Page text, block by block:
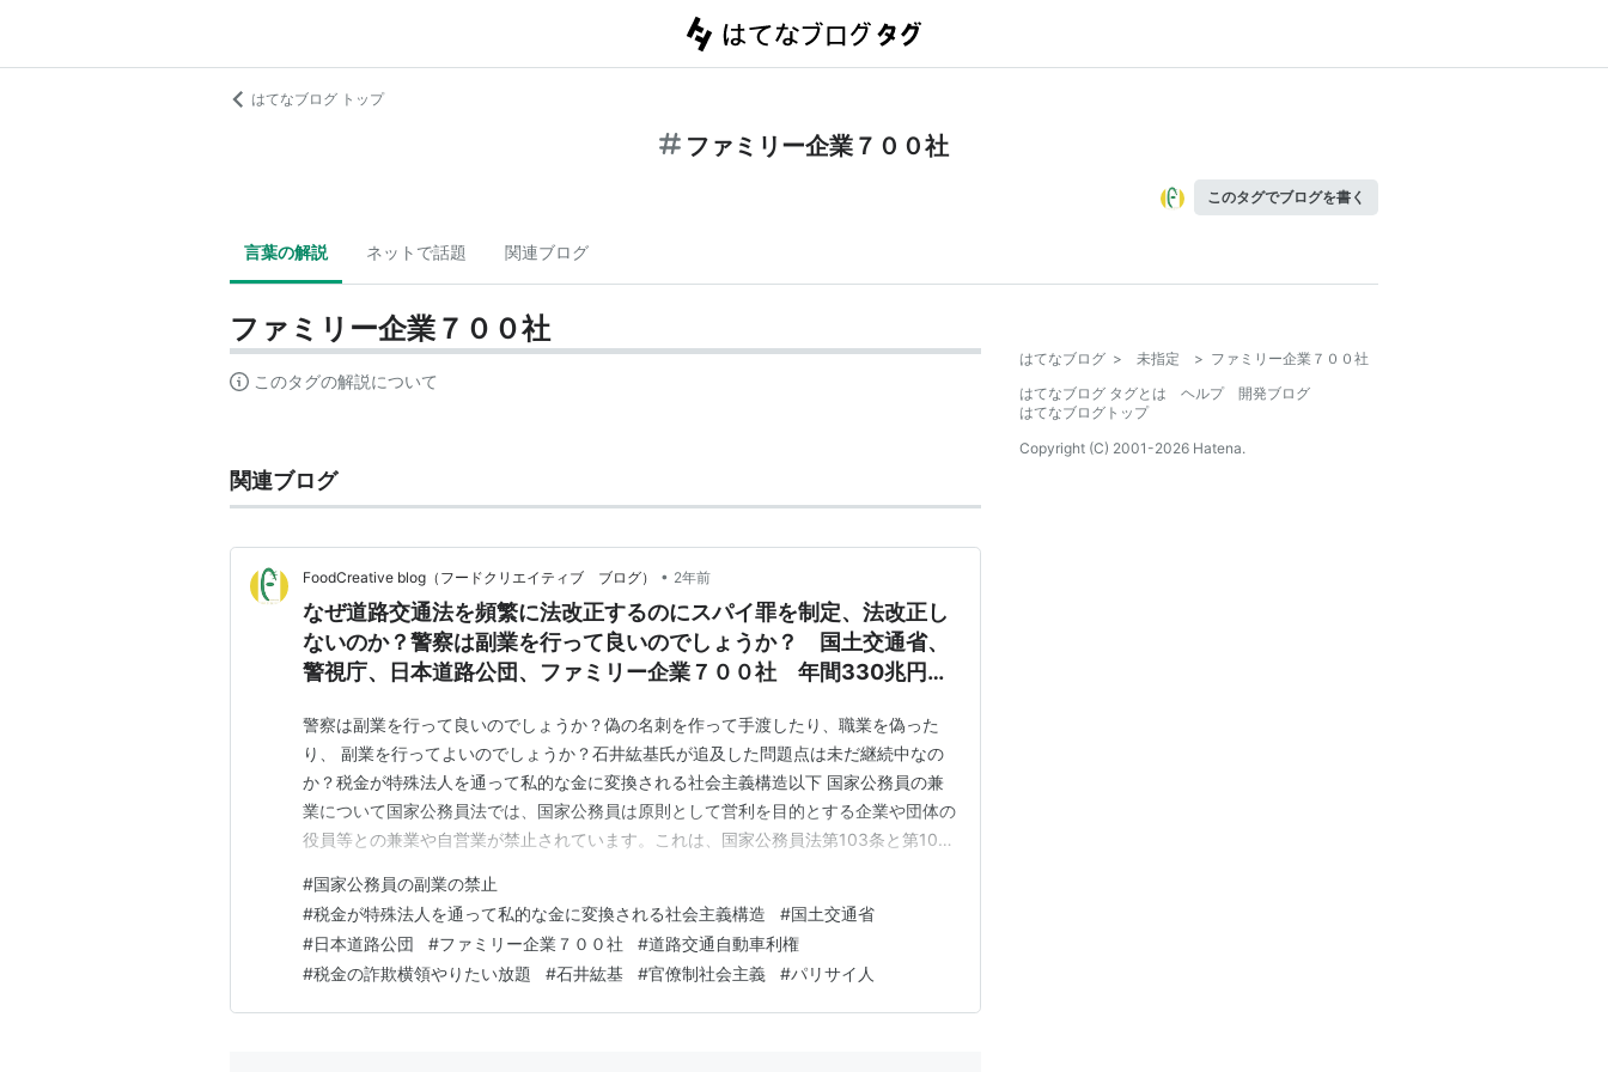
はてなブログ トップ
ファミリー企業７００社
このタグでブログを書く
言葉の解説 ネットで話題 関連ブログ
ファミリー企業７００社
このタグの解説について
関連ブログ
FoodCreative blog（フードクリエイティブ ブログ） • 2年前
なぜ道路交通法を頻繁に法改正するのにスパイ罪を制定、法改正し
ないのか？警察は副業を行って良いのでしょうか？ 国土交通省、
警視庁、日本道路公団、ファミリー企業７００社 年間330兆円の
警察は副業を行って良いのでしょうか？偽の名刺を作って手渡したり、職業を偽った
り、 副業を行ってよいのでしょうか？石井紘基氏が追及した問題点は未だ継続中なの
か？税金が特殊法人を通って私的な金に変換される社会主義構造以下 国家公務員の兼
業について国家公務員法では、国家公務員は原則として営利を目的とする企業や団体の
役員等との兼業や自営業が禁止されています。これは、国家公務員法第103条と第104
最低な理由がやばすぎる…そのとんでもない実態とは【ゆっくり解説】
#国家公務員の副業の禁止
#税金が特殊法人を通って私的な金に変換される社会主義構造 #国土交通省
#日本道路公団 #ファミリー企業７００社 #道路交通自動車利権
#税金の詐欺横領やりたい放題 #石井紘基 #官僚制社会主義 #パリサイ人
はてなブログ > 未指定 > ファミリー企業７００社
はてなブログ タグとは
ヘルプ
開発ブログ
はてなブログトップ
Copyright (C) 2001-2026 Hatena.